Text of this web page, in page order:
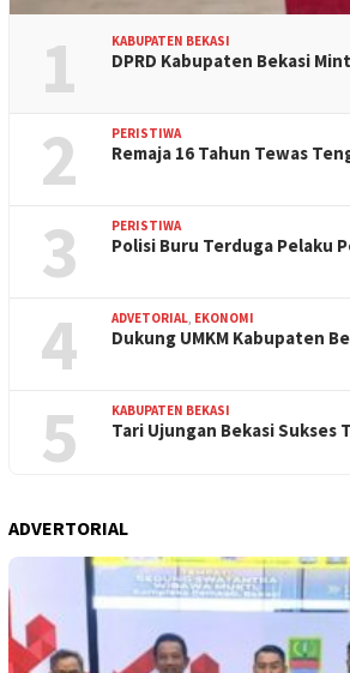
1 KABUPATEN BEKASI
DPRD Kabupaten Bekasi
2 PERISTIWA
Remaja 16 Tahun Tewas
3 PERISTIWA
Polisi Buru Terduga Pelaku
4 ADVETORIAL EKONOMI
Dukung UMKM Kabupaten
5 KABUPATEN BEKASI
Tari Ujungan Bekasi Sukses
ADVERTORIAL